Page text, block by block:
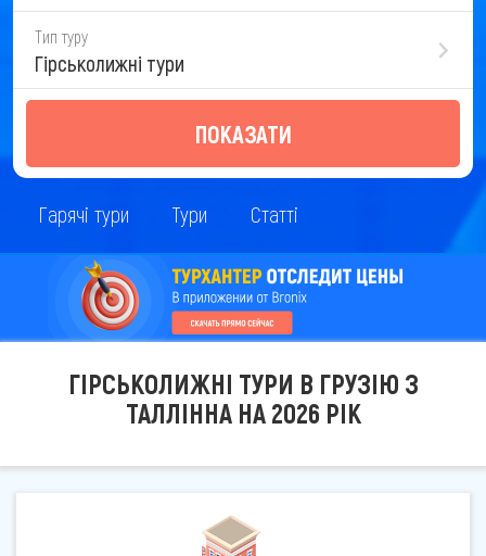
Тип туру
Гірськолижні тури
ПОКАЗАТИ
Гарячі тури Тури Статті
ГІРСЬКОЛИЖНІ ТУРИ В ГРУЗІЮ З
ТАЛЛІННА НА 2026 РІК